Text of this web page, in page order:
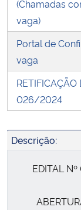
Secretaria de Governo
Gabinete de
(Chamadas
vaga)
Portal de
vaga
RETIFICAÇÃO
026/2024
Descrição:
EDITAL